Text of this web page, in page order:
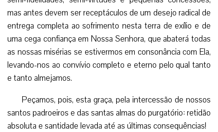
mas antes devem ser receptáculos de um desejo radical de
entrega completa ao sofrimento nesta terra de exílio e de
uma cega confiança em Nossa Senhora, que abaterá todas
as nossas misérias se estivermos em consonância com Ela,
levando-nos ao convívio completo e eterno pelo qual tanto
e tanto almejamos.
Peçamos, pois, esta graça, pela intercessão de nossos
santos padroeiros e das santas almas do purgatório: retidão
absoluta e santidade levada até as últimas consequências!